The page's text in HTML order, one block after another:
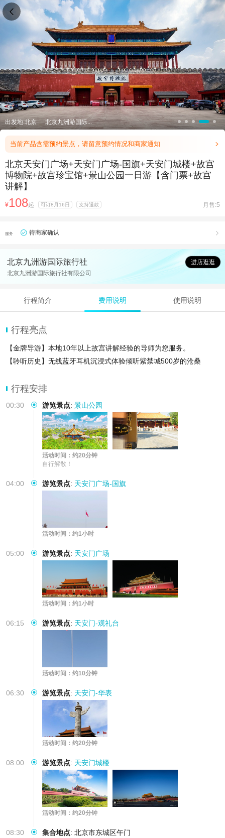
出发地:北京 北京九洲游国际...
当前产品含需预约景点，请留意预约情况和商家通知 
北京天安门广场+天安门广场-国旗+天安门城楼+故宫
博物院+故宫珍宝馆+景山公园一日游【含门票+故宫
讲解】
¥108起 可订8月16日 支持退款 月售:5
服务 待商家确认 
北京九洲游国际旅行社
进店逛逛
北京九洲游国际旅行社有限公司
行程简介 费用说明 使用说明
行程亮点
【金牌导游】本地10年以上故宫讲解经验的导师为您服务。
【聆听历史】无线蓝牙耳机沉浸式体验倾听紫禁城500岁的沧桑
行程安排
00:30 游览景点: 景山公园
活动时间：约20分钟
自行解散！
04:00 游览景点: 天安门广场-国旗
活动时间：约1小时
05:00 游览景点: 天安门广场
活动时间：约1小时
06:15 游览景点: 天安门-观礼台
活动时间：约10分钟
06:30 游览景点: 天安门-华表
活动时间：约20分钟
08:00 游览景点: 天安门城楼
活动时间：约20分钟
08:30 集合地点: 北京市东城区午门
